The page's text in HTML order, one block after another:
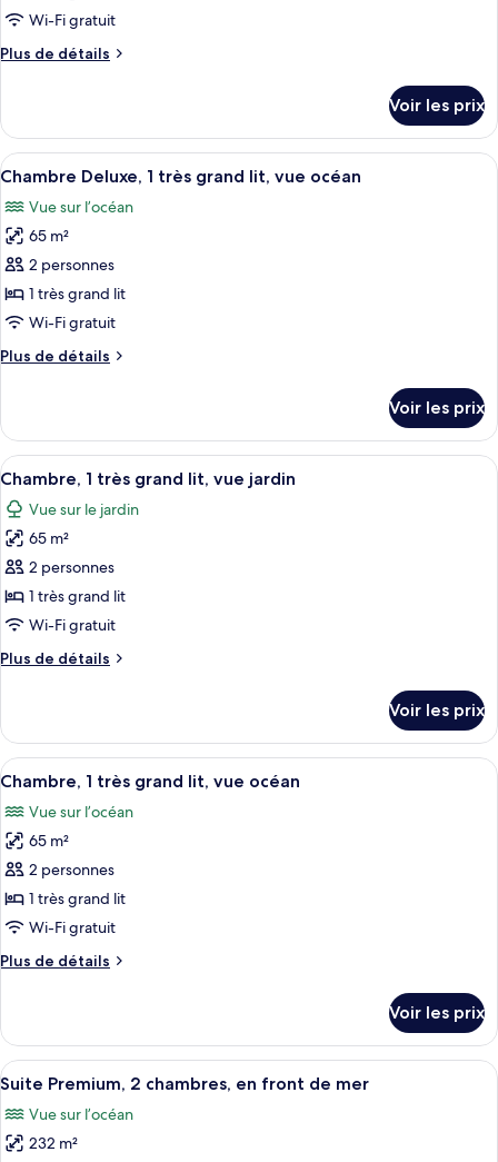
de
chambre :
Chambre
très
grand
lit,
vue
jardin
Wi-Fi gratuit
Plus de détails
Plus
le
type
de
Chambre
Deluxe,
très
grand
lit,
vue
jardin
Voir les prix
Afficher
toutes
les
photos
pour
ce
type
chambre :
très
grand
lit,
vue
océan
Un balcon abrité, doté de fauteuils
9
Chambre Deluxe, 1 très grand lit, vue océan
Vue sur l’océan
65 m²
2 personnes
1 très grand lit
Wi-Fi gratuit
Plus de détails
Plus
le
type
de
Chambre
Deluxe,
très
grand
lit,
vue
océan
Voir les prix
Afficher
toutes
les
photos
pour
ce
type
chambre :
très
grand
vue
jardin
Une chambre à coucher avec un lit,
10
Chambre, 1 très grand lit, vue jardin
Vue sur le jardin
65 m²
2 personnes
1 très grand lit
Wi-Fi gratuit
Plus de détails
Plus
le
type
de
Chambre,
grand
lit,
vue
jardin
Voir les prix
Afficher
toutes
les
photos
pour
ce
type
chambre :
très
grand
vue
océan
Une chambre d’hôtel spacieuse,
9
Chambre, 1 très grand lit, vue océan
Vue sur l’océan
65 m²
2 personnes
1 très grand lit
Wi-Fi gratuit
Plus de détails
Plus
le
type
de
Chambre,
Voir les prix
Afficher
toutes
les
photos
Une chambre d’hôtel avec un grand
9
Suite Premium, 2 chambres, en front de mer
Vue sur l’océan
232 m²